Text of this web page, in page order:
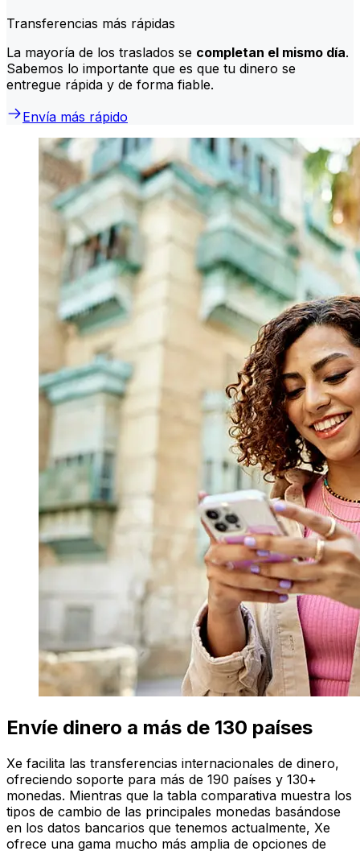
Transferencias más rápidas
La mayoría de los traslados se completan el mismo día.
Sabemos lo importante que es que tu dinero se
entregue rápida y de forma fiable.
Envía más rápido
Envíe dinero a más de 130 países
Xe facilita las transferencias internacionales de dinero,
ofreciendo soporte para más de 190 países y 130+
monedas. Mientras que la tabla comparativa muestra los
tipos de cambio de las principales monedas basándose
en los datos bancarios que tenemos actualmente, Xe
ofrece una gama mucho más amplia de opciones de